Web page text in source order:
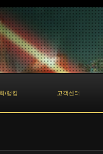
/랭킹 고객센터